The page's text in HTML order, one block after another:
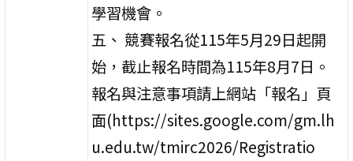
學習機會。
五、 競賽報名從115年5月29日起開
始，截止報名時間為115年8月7日。
報名與注意事項請上網站「報名」頁
面(https://sites.google.com/gm.lh
u.edu.tw/tmirc2026/Registratio